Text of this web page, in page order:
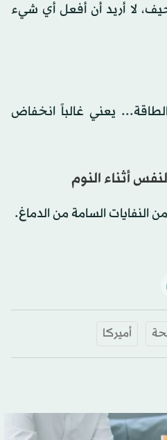
لا أريد أن أفعل أي شيء
يعني غالباً انخفاض
أثناء النوم
السامة من الدماغ.
أميركا